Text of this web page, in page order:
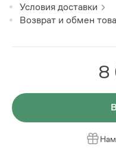
Условия доставки
Возврат и обмен
8